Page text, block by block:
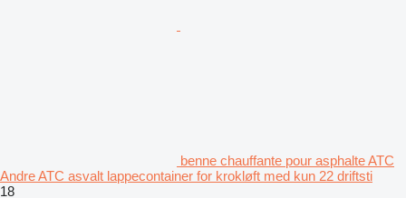
benne chauffante pour asphalte ATC
Andre ATC asvalt lappecontainer for krokløft med kun 22 driftsti
18